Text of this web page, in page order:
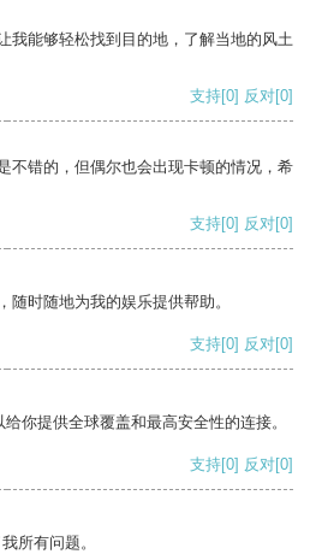
我能够轻松找到目的地，了解当地的风土
支持[0] 反对[0]
不错的，但偶尔也会出现卡顿的情况，希
支持[0] 反对[0]
随时随地为我的娱乐提供帮助。
支持[0] 反对[0]
你提供全球覆盖和最高安全性的连接。
支持[0] 反对[0]
所有问题。